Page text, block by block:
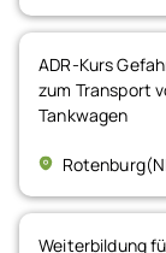
ADR-Kurs
zum Transport
Tankwagen
Weiterbildung